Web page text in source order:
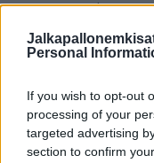
Personal
If you wish to opt-out
processing of your
targeted advertising
section to confirm
uutisia sopii odottaa
– Hallituksessa ei ollut
on kuitenkin jo
päävalmentaja
tiedotteessa.